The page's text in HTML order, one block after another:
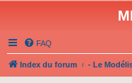
FAQ
Index du forum - Le